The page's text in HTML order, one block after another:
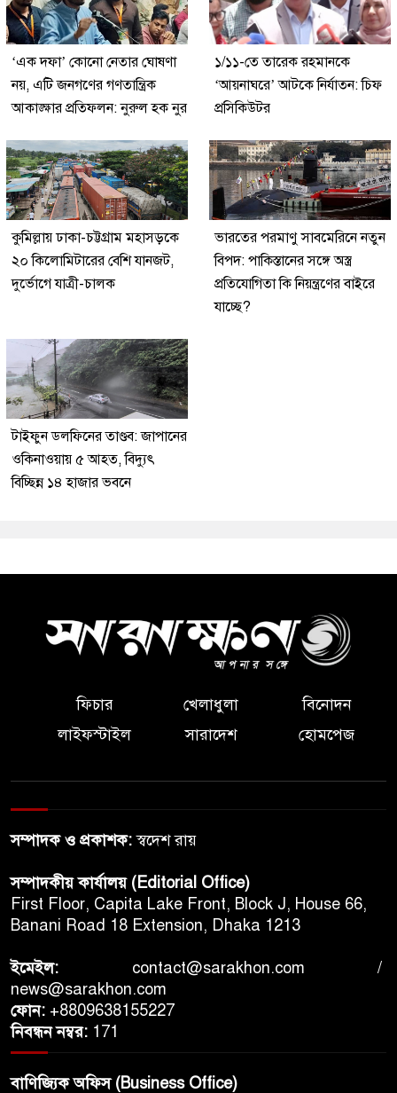
‘এক দফা’ কোনো নেতার ঘোষণা
নয়, এটি জনগণের গণতান্ত্রিক
আকাঙ্ক্ষার প্রতিফলন: নুরুল হক নুর
১/১১-তে তারেক রহমানকে
‘আয়নাঘরে’ আটকে নির্যাতন: চিফ
প্রসিকিউটর
কুমিল্লায় ঢাকা-চট্টগ্রাম মহাসড়কে
২০ কিলোমিটারের বেশি যানজট,
দুর্ভোগে যাত্রী-চালক
ভারতের পরমাণু সাবমেরিনে নতুন
বিপদ: পাকিস্তানের সঙ্গে অস্ত্র
প্রতিযোগিতা কি নিয়ন্ত্রণের বাইরে
যাচ্ছে?
টাইফুন ডলফিনের তাণ্ডব: জাপানের
ওকিনাওয়ায় ৫ আহত, বিদ্যুৎ
বিচ্ছিন্ন ১৪ হাজার ভবনে
ফিচার খেলাধুলা
বিনোদন
লাইফস্টাইল
সারাদেশ হোমপেজ
সম্পাদক ও প্রকাশক:স্বদেশ রায়
সম্পাদকীয় কার্যালয় (Editorial Office)
First Floor, Capita Lake Front, Block J, House 66,
Banani Road 18 Extension, Dhaka 1213
ইমেইল: contact@sarakhon.com /
news@sarakhon.com
ফোন: +8809638155227
নিবন্ধন নম্বর: 171
বাণিজ্যিক অফিস (Business Office)